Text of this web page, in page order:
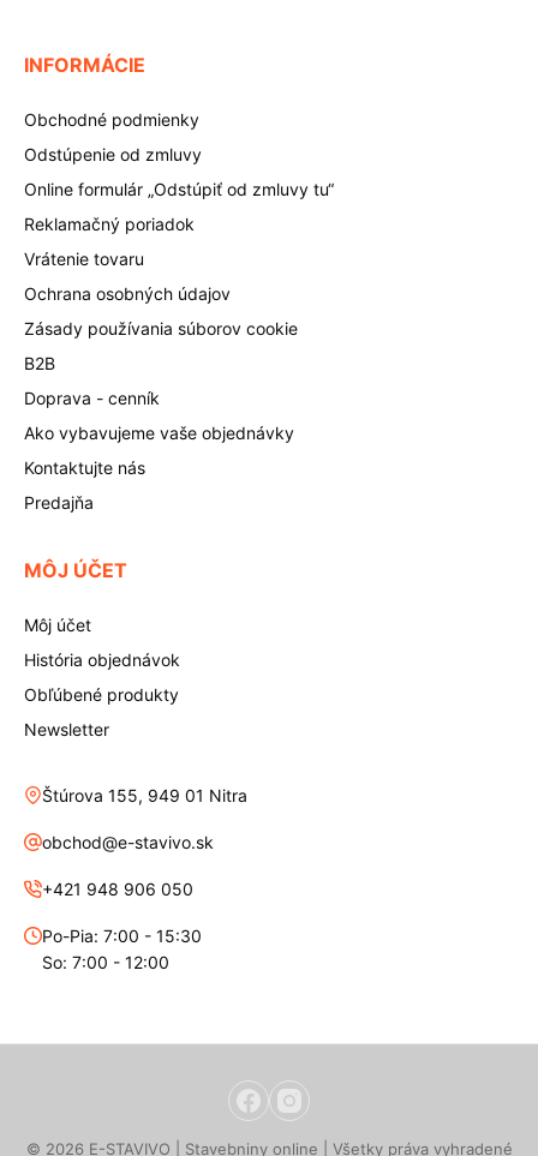
INFORMÁCIE
Obchodné podmienky
Odstúpenie od zmluvy
Online formulár „Odstúpiť od zmluvy tu“
Reklamačný poriadok
Vrátenie tovaru
Ochrana osobných údajov
Zásady používania súborov cookie
B2B
Doprava - cenník
Ako vybavujeme vaše objednávky
Kontaktujte nás
Predajňa
MÔJ ÚČET
Môj účet
História objednávok
Obľúbené produkty
Newsletter
Štúrova 155, 949 01 Nitra
obchod@e-stavivo.sk
+421 948 906 050
Po-Pia: 7:00 - 15:30
So: 7:00 - 12:00
© 2026 E-STAVIVO | Stavebniny online | Všetky práva vyhradené